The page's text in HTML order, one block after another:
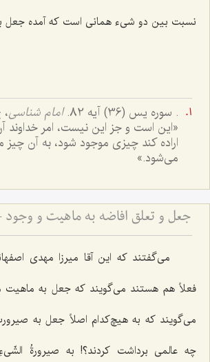
نسبت بین دو شیء همانی است که آمده جعل
. سوره یس (36) آیه 82. امام شناسى، ج
«این است و جز این نیست، امر
اراده کند چیزى موجود شود، به آن
مى‌شود.»
می‌گفتند که این آقا میرزا مهدی
فعلاً هم هستند می‌گویند که جعل به ماهیت
می‌گویند که به هیچ‌کدام اصلاً جعل به
چه عالمی برداشت کردند؟! به صیرورةُ